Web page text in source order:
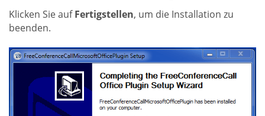
Klicken Sie aufFertigstellen, um die Installation zu
beenden.